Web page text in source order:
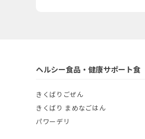
ヘルシー食品・健康サポート食
きくばりごぜん
きくばり まめなごはん
パワーデリ